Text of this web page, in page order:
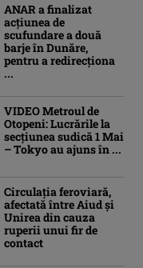
ANAR a finalizat
acțiunea de
scufundare a două
barje în Dunăre,
pentru a redirecționa
...
VIDEO Metroul de
Otopeni: Lucrările la
secțiunea sudică 1 Mai
– Tokyo au ajuns în ...
Circulația feroviară,
afectată între Aiud şi
Unirea din cauza
ruperii unui fir de
contact